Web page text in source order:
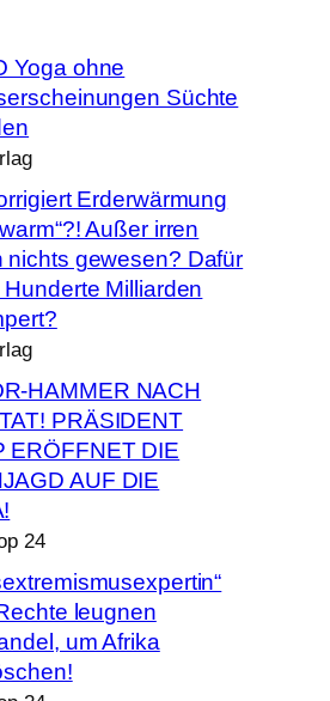
Yoga ohne
Süchte
Erderwärmung
Außer irren
nichts gewesen? Dafür
Milliarden
HAMMER NACH
PRÄSIDENT
ERÖFFNET DIE
AUF DIE
24
leugnen
um Afrika